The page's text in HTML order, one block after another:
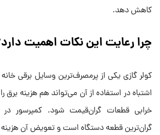
کاهش دهد.
چرا رعایت این نکات اهمیت
کولر گازی یکی از پرمصرف‌ترین وسایل برقی
اشتباه در استفاده از آن می‌تواند هم هزینه برق
خرابی قطعات گران‌قیمت شود. کمپرسور در
گران‌ترین قطعه دستگاه است و تعویض آن هزینه